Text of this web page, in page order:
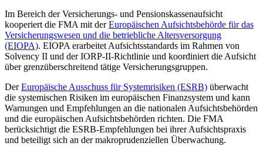
Im Bereich der Versicherungs- und Pensionskassenaufsicht
kooperiert die FMA mit derEuropäischen Aufsichtsbehörde für das
Versicherungswesen und die betriebliche Altersversorgung
(EIOPA). EIOPA erarbeitet Aufsichtsstandards im Rahmen von
Solvency II und der IORP-II-Richtlinie und koordiniert die Aufsicht
über grenzüberschreitend tätige Versicherungsgruppen.
DerEuropäische Ausschuss für Systemrisiken (ESRB) überwacht
die systemischen Risiken im europäischen Finanzsystem und kann
Warnungen und Empfehlungen an die nationalen Aufsichtsbehörden
und die europäischen Aufsichtsbehörden richten. Die FMA
berücksichtigt die ESRB-Empfehlungen bei ihrer Aufsichtspraxis
und beteiligt sich an der makroprudenziellen Überwachung.